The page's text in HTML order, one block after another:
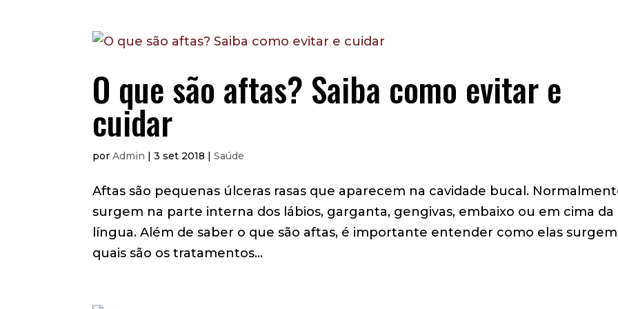
O que são aftas? Saiba como evitar e
cuidar
porAdmin |3 set 2018 |Saúde
Aftas são pequenas úlceras rasas que aparecem na cavidade bucal.
surgem na parte interna dos lábios, garganta, gengivas, embaixo ou em cima da
língua. Além de saber o que são aftas, é importante entender como elas
quais são os tratamentos...